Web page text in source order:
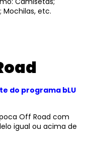
Mochilas, etc.
do programa bLU
Off Road com
igual ou acima de